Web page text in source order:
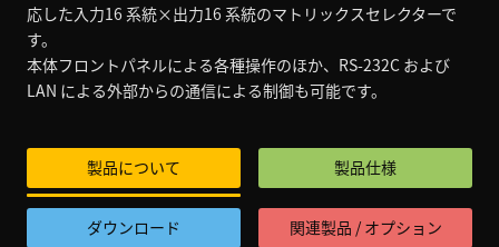
応した入力16 系統×出力16 系統のマトリックスセレクターで
す。
本体フロントパネルによる各種操作のほか、RS-232C および
LAN による外部からの通信による制御も可能です。
製品について 製品仕様
ダウンロード 関連製品 / オプション